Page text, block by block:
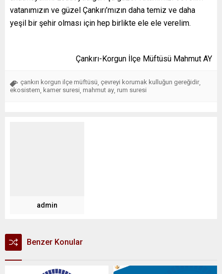
vatanımızın ve güzel Çankırı’mızın daha temiz ve daha
yeşil bir şehir olması için hep birlikte ele ele verelim.
Çankırı-Korgun İlçe Müftüsü Mahmut AY
çankırı korgun ilçe müftüsü çevreyi korumak kulluğun gereğidir
ekosistem kamer suresi mahmut ay rum suresi
admin
Benzer Konular